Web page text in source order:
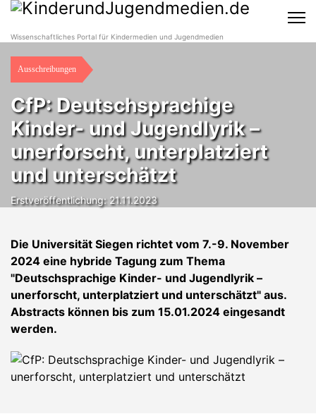
Wissenschaftliches Portal für Kindermedien und Jugendmedien
Ausschreibungen
CfP: Deutschsprachige
Kinder- und Jugendlyrik –
unerforscht, unterplatziert
und unterschätzt
Erstveröffentlichung: 21.11.2023
Die Universität Siegen richtet vom 7.-9. November
2024 eine hybride Tagung zum Thema
"Deutschsprachige Kinder- und Jugendlyrik –
unerforscht, unterplatziert und unterschätzt" aus.
Abstracts können bis zum 15.01.2024 eingesandt
werden.